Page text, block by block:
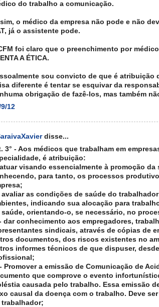
do trabalho a comunicação.
o médico da empresa não pode e não
já o assistente pode.
foi claro que o preenchimento por
A ÉTICA.
sou convicto de que é atribuição
diferente é tentar se esquivar da
obrigação de fazê-los, mas também
9/12
disse...
3° - Aos médicos que trabalham em
é atribuição:
atuar visando essencialmente à promoção
para tanto, os processos
avaliar as condições de saúde do
indicando sua alocação para
saúde, orientando-o, se necessário, no
- dar conhecimento aos empregadores,
sindicais, através de cópias de
documentos, dos riscos existentes no
informes técnicos de que dispuser,
- Promover a emissão de Comunicação de
que comprove o evento
causada pelo trabalho. Essa emissão
causal da doença com o trabalho. Deve
trabalhador;